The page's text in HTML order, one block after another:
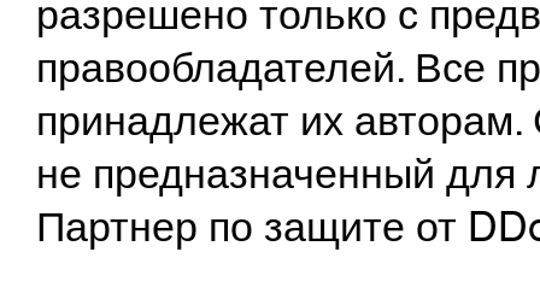
разрешено только с
правообладателей. Все
принадлежат их
не предназначенный
Партнер по защите от